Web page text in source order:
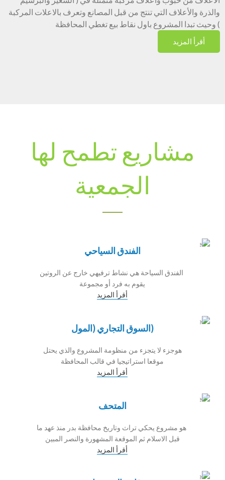
والذرة والأعلاف التي تنتج من قبل المصانع وتعرف بالاعلات المركبة
) وحيث تبدا المشروع باول نقاط بيع تغطي المحافظة
أقرأ المزيد
مشاريع تطمح لها
الجمعية
الفندق السياحي
الفندق السياحة هي نشاط ترفيهي خارج عن الروتين
يقوم به فرد أو مجموعة
أقرأ المزيد
(السوق التجاري (المول
هوجزء لا يتجزء من منظومة المشروع والذي يحتل
موقعا استراتيجيا في قالب المحافظة
أقرأ المزيد
المتحف
هو مشروع يحكي تراث وتاريخ محافظة بدر منذ عهد ما
قبل الاسلام ثم الموقعة المشهورة والنصر المبين
أقرأ المزيد